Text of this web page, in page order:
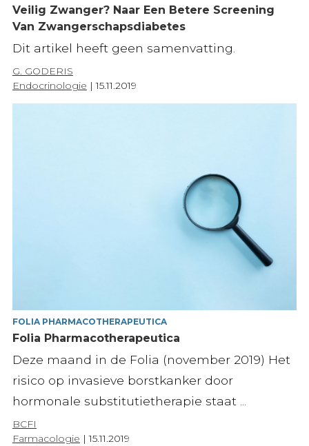
Veilig Zwanger? Naar Een Betere Screening
Van Zwangerschapsdiabetes
Dit artikel heeft geen samenvatting.
G. GODERIS
Endocrinologie |15.11.2019
FOLIA PHARMACOTHERAPEUTICA
Folia Pharmacotherapeutica
Deze maand in de Folia (november 2019) Het
risico op invasieve borstkanker door
hormonale substitutietherapie staat ...
BCFI
Farmacologie |15.11.2019